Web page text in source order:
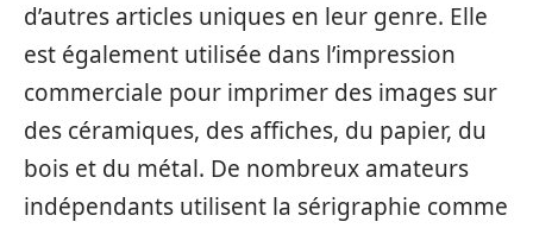
d’autres articles uniques en leur genre. Elle
est également utilisée dans l’impression
commerciale pour imprimer des images sur
des céramiques, des affiches, du papier, du
bois et du métal. De nombreux amateurs
indépendants utilisent la sérigraphie comme